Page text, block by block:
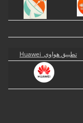
تطبيق هواوي Huawei